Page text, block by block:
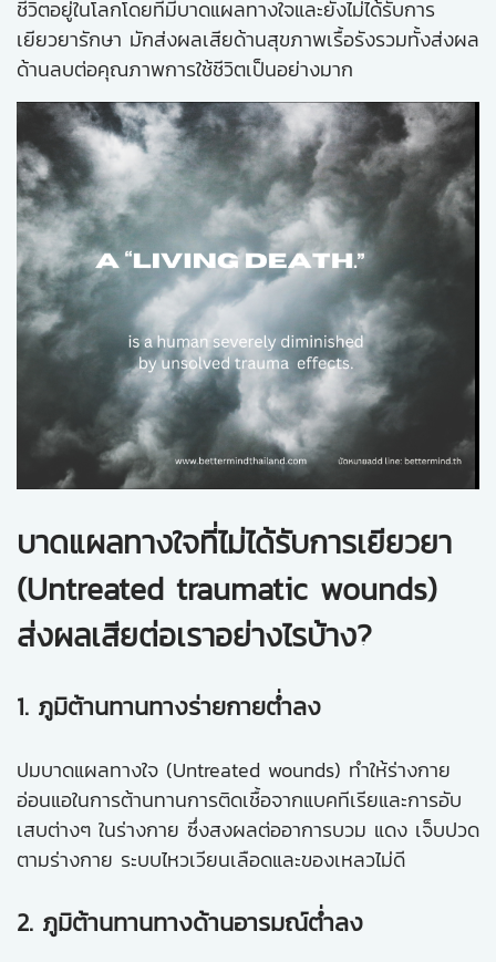
ชีวิตอยู่ในโลกโดยที่มีบาดแผลทางใจและยังไม่ได้รับการ
เยียวยารักษา มักส่งผลเสียด้านสุขภาพเรื้อรังรวมทั้งส่งผล
ด้านลบต่อคุณภาพการใช้ชีวิตเป็นอย่างมาก
บาดแผลทางใจที่ไม่ได้รับการเยียวยา
(Untreated traumatic wounds)
ส่งผลเสียต่อเราอย่างไรบ้าง?
1. ภูมิต้านทานทางร่ายกายต่ำลง
ปมบาดแผลทางใจ (Untreated wounds) ทำให้ร่างกาย
อ่อนแอในการต้านทานการติดเชื้อจากแบคทีเรียและการอับ
เสบต่างๆ ในร่างกาย ซึ่งสงผลต่ออาการบวม แดง เจ็บปวด
ตามร่างกาย ระบบไหวเวียนเลือดและของเหลวไม่ดี
2. ภูมิต้านทานทางด้านอารมณ์ต่ำลง